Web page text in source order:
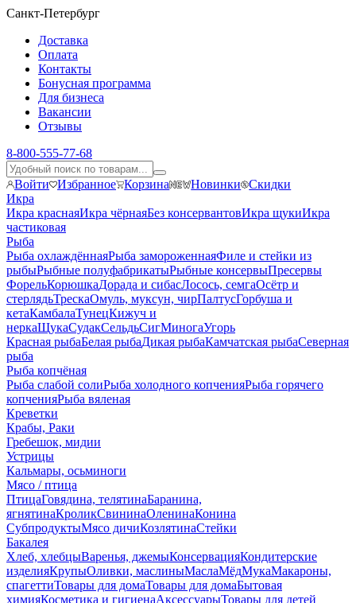
Санкт-Петербург
Доставка
Оплата
Контакты
Бонусная программа
Для бизнеса
Вакансии
Отзывы
8-800-555-77-68
Войти Избранное Корзина Новинки Скидки
Икра
Икра краснаяИкра чёрнаяБез консервантовИкра щукиИкра
частиковая
Рыба
Рыба охлаждённаяРыба замороженнаяФиле и стейки из
рыбыРыбные полуфабрикатыРыбные консервыПресервы
ФорельКорюшкаДорада и сибасЛосось, семгаОсётр и
стерлядьТрескаОмуль, муксун, чирПалтусГорбуша и
кетаКамбалаТунецКижуч и
неркаЩукаСудакСельдьСигМиногаУгорь
Красная рыбаБелая рыбаДикая рыбаКамчатская рыбаСеверная
рыба
Рыба копчёная
Рыба слабой солиРыба холодного копченияРыба горячего
копченияРыба вяленая
Креветки
Крабы, Раки
Гребешок, мидии
Устрицы
Кальмары, осьминоги
Мясо / птица
ПтицаГовядина, телятинаБаранина,
ягнятинаКроликСвининаОленинаКонина
СубпродуктыМясо дичиКозлятинаСтейки
Бакалея
Хлеб, хлебцыВаренья, джемыКонсервацияКондитерские
изделияКрупыОливки, маслиныМаслаМёдМукаМакароны,
спагеттиТовары для домаТовары для домаБытовая
химияКосметика и гигиенаАксессуарыТовары для детей